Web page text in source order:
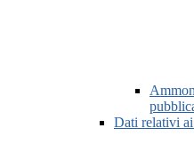
Dati relativi